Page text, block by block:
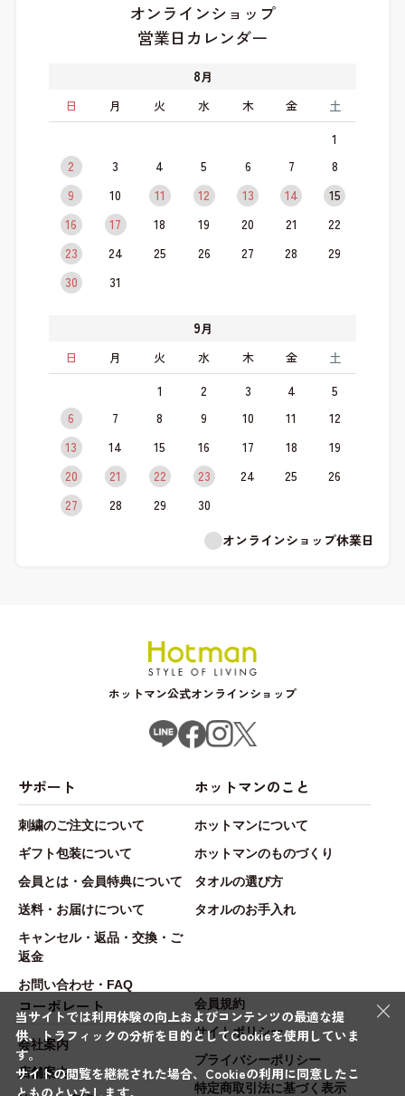
オンラインショップ
営業日カレンダー
8月
日
月 火 水 木 金 土
1
2
3 4 5 6 7
8
9
10 11 12 13 14
15
16
17 18 19 20 21
22
23
24 25 26 27 28
29
30
31
9月
日
月 火 水 木 金 土
1 2 3 4
5
6
7 8 9 10 11
12
13
14 15 16 17 18
19
20
21 22 23 24 25
26
27
28 29
30
オンラインショップ休業日
ホットマン公式オンラインショップ
サポート
刺繍のご注文について
ギフト包装について
会員とは・会員特典について
送料・お届けについて
キャンセル・返品・交換・ご
返金
お問い合わせ・FAQ
ホットマンのこと
ホットマンについて
ホットマンのものづくり
タオルの選び方
タオルのお手入れ
コーポレート
会社案内
店舗案内
会員規約
サイトポリシー
プライバシーポリシー
特定商取引法に基づく表示
×
当サイトでは利用体験の向上およびコンテンツの最適な提
供、トラフィックの分析を目的としてCookieを使用していま
す。
サイトの閲覧を継続された場合、Cookieの利用に同意したこ